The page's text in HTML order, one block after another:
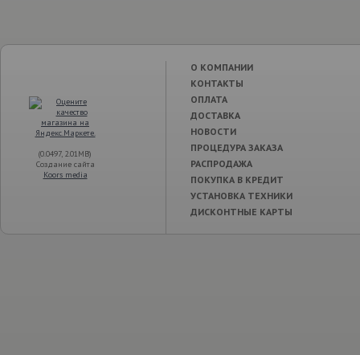
(0.0497, 2.01MB)
Создание сайта
Koors media
О КОМПАНИИ
КОНТАКТЫ
ОПЛАТА
ДОСТАВКА
НОВОСТИ
ПРОЦЕДУРА ЗАКАЗА
РАСПРОДАЖА
ПОКУПКА В КРЕДИТ
УСТАНОВКА ТЕХНИКИ
ДИСКОНТНЫЕ КАРТЫ